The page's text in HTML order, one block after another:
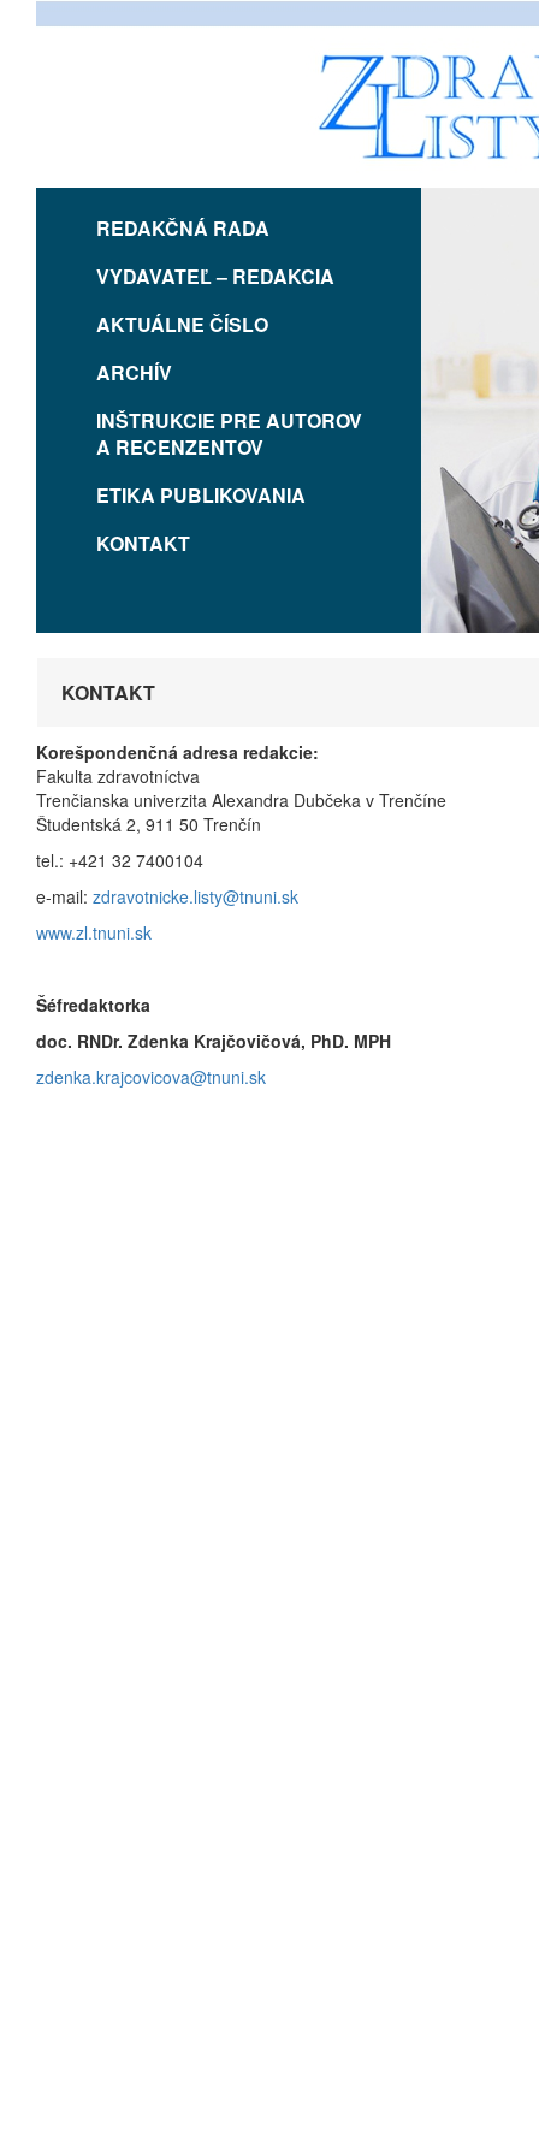
REDAKČNÁ RADA
VYDAVATEĽ – REDAKCIA
AKTUÁLNE ČÍSLO
ARCHÍV
INŠTRUKCIE PRE AUTOROV
A RECENZENTOV
ETIKA PUBLIKOVANIA
KONTAKT
KONTAKT
Korešpondenčná adresa redakcie:
Fakulta zdravotníctva
Trenčianska univerzita Alexandra Dubčeka v Trenčíne
Študentská 2, 911 50 Trenčín
tel.: +421 32 7400104
e-mail: zdravotnicke.listy@tnuni.sk
www.zl.tnuni.sk
Šéfredaktorka
doc. RNDr. Zdenka Krajčovičová, PhD. MPH
zdenka.krajcovicova@tnuni.sk